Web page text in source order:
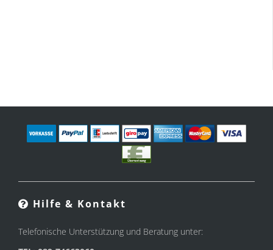
Hilfe & Kontakt
Telefonische Unterstützung und Beratung unter: